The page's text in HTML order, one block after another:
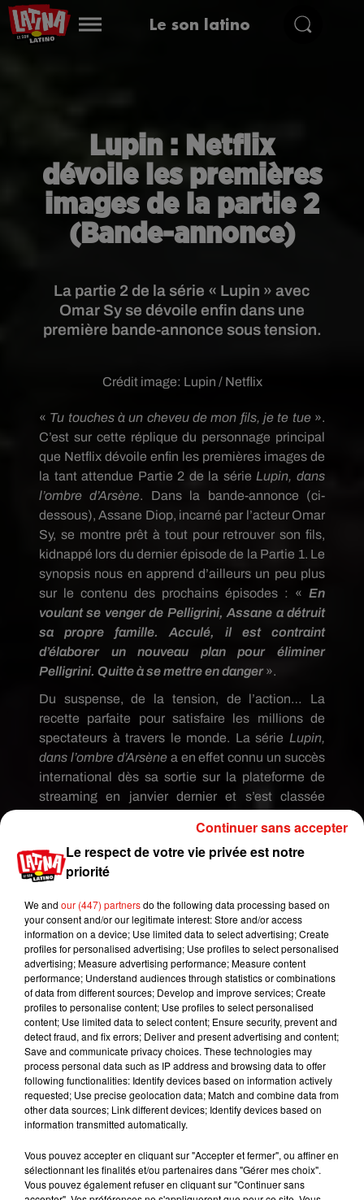
Le son latino
Lupin : Netflix
dévoile les premières
images de la partie 2
(Bande-annonce)
La partie 2 de la série « Lupin » avec
Omar Sy se dévoile enfin dans une
première bande-annonce sous tension.
Crédit image: Lupin / Netflix
« Tu touches à un cheveu de mon fils, je te tue».
C’est sur cette réplique du personnage principal
que Netflix dévoile enfin les premières images de
la tant attendue Partie 2 de la série Lupin, dans
l’ombre d’Arsène. Dans la bande-annonce (ci-
dessous), Assane Diop, incarné par l’acteur Omar
Sy, se montre prêt à tout pour retrouver son fils,
kidnappé lors du dernier épisode de la Partie 1. Le
synopsis nous en apprend d’ailleurs un peu plus
sur le contenu des prochains épisodes : « En
voulant se venger de Pelligrini, Assane a détruit
sa propre famille. Acculé, il est contraint
d’élaborer un nouveau plan pour éliminer
Pelligrini. Quitte à se mettre en danger».
Du suspense, de la tension, de l’action… La
recette parfaite pour satisfaire les millions de
spectateurs à travers le monde. La série Lupin,
dans l’ombre d’Arsènea en effet connu un succès
international dès sa sortie sur la plateforme de
streaming en janvier dernier et s’est classée
La Partie 2 de Lupin, dans l’ombre d’Arsène sera
disponible à l’été 2021 exclusivement sur
Netflix.
Le respect de votre vie privée est notre
priorité
We and our (447) partnersdo the following data processing based on
your consent and/or our legitimate interest: Store and/or access
information on a device; Use limited data to select advertising; Create
profiles for personalised advertising; Use profiles to select personalised
advertising; Measure advertising performance; Measure content
performance; Understand audiences through statistics or combinations
of data from different sources; Develop and improve services; Create
profiles to personalise content; Use profiles to select personalised
content; Use limited data to select content; Ensure security, prevent and
detect fraud, and fix errors; Deliver and present advertising and content;
Save and communicate privacy choices. These technologies may
process personal data such as IP address and browsing data to offer
following functionalities: Identify devices based on information actively
requested; Use precise geolocation data; Match and combine data from
other data sources; Link different devices; Identify devices based on
information transmitted automatically.
Vous pouvez accepter en cliquant sur "Accepter et fermer", ou affiner en
sélectionnant les finalités et/ou partenaires dans "Gérer mes choix".
Vous pouvez également refuser en cliquant sur "Continuer sans
Continuer sans accepter